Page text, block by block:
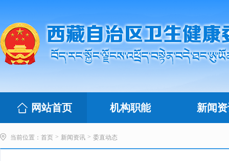
网站首页 机构职能 新闻
当前位置： 首页 > 新闻资讯 > 委直动态